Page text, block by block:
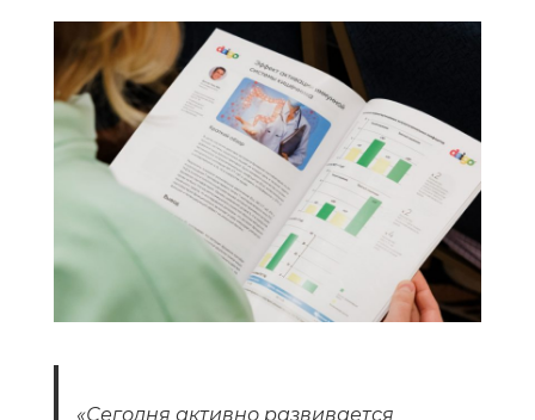
«Сегодня активно развивается